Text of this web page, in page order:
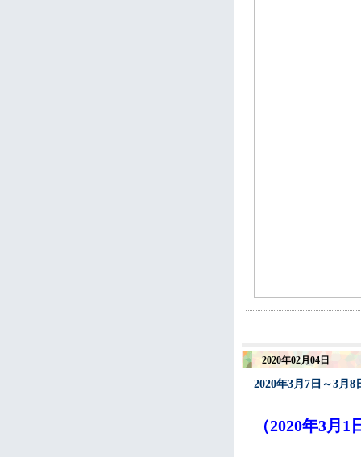
2020年02月04日
2020年3月7日～3月
（2020年3月